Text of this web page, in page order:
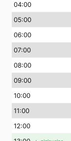
04:00
05:00
06:00
07:00
08:00
09:00
10:00
11:00
12:00